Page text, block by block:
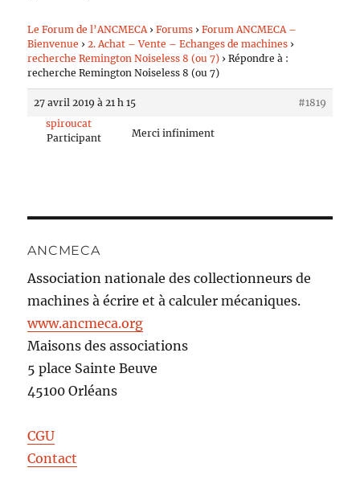
Le Forum de l’ANCMECA › Forums › Forum ANCMECA –
Bienvenue › 2. Achat – Vente – Echanges de machines ›
recherche Remington Noiseless 8 (ou 7) › Répondre à :
recherche Remington Noiseless 8 (ou 7)
27 avril 2019 à 21 h 15
#1819
spiroucat
Participant
Merci infiniment
ANCMECA
Association nationale des collectionneurs de
machines à écrire et à calculer mécaniques.
www.ancmeca.org
Maisons des associations
5 place Sainte Beuve
45100 Orléans
CGU
Contact